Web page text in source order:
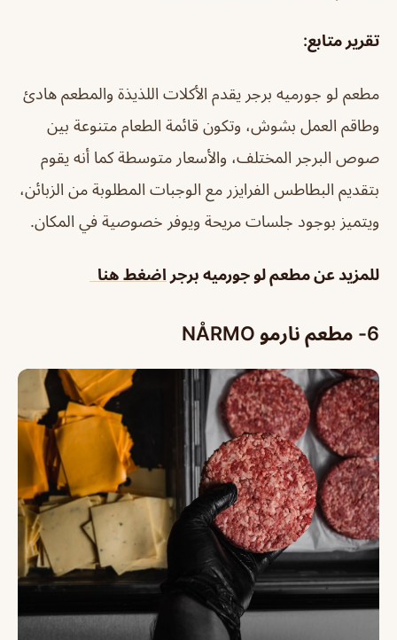
تقرير متابع:
مطعم لو جورميه برجر يقدم الأكلات اللذيذة والمطعم هادئ
وطاقم العمل بشوش، وتكون قائمة الطعام متنوعة بين
صوص البرجر المختلف، والأسعار متوسطة كما أنه يقوم
بتقديم البطاطس الفرايزر مع الوجبات المطلوبة من الزبائن،
ويتميز بوجود جلسات مريحة ويوفر خصوصية في المكان.
للمزيد عنمطعم لو جورميه برجر اضغط هنا
6- مطعم نارمو NÅRMO